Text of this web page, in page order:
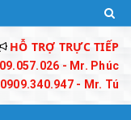
HỖ TRỢ TRỰC TIẾP
- Mr. Phúc
0909.340.947 - Mr. Tú